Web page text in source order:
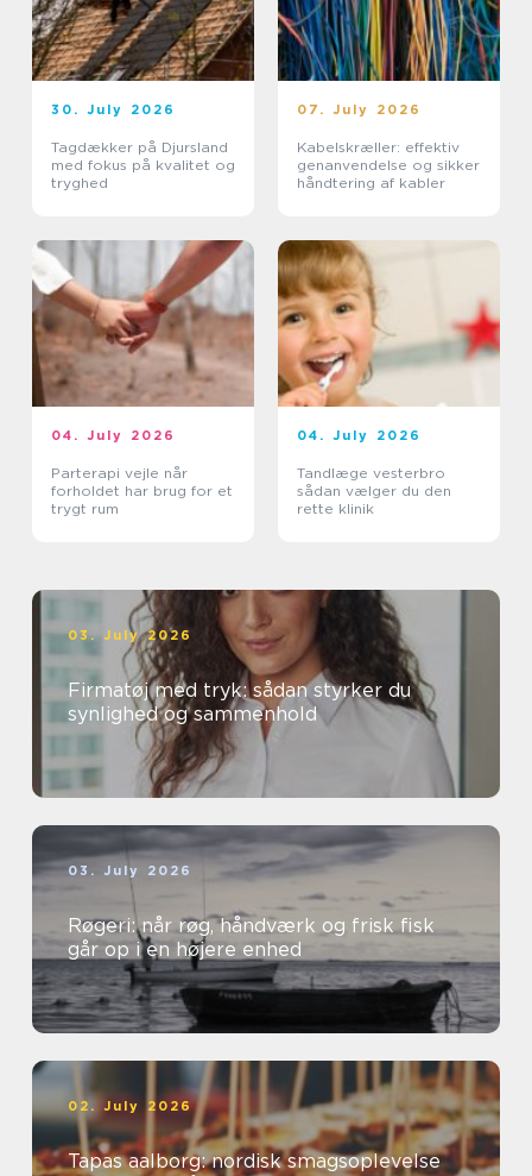
30. July 2026
Tagdækker på Djursland
med fokus på kvalitet og
tryghed
07. July 2026
Kabelskræller: effektiv
genanvendelse og sikker
håndtering af kabler
04. July 2026
Parterapi vejle når
forholdet har brug for et
trygt rum
04. July 2026
Tandlæge vesterbro
sådan vælger du den
rette klinik
03. July 2026
Firmatøj med tryk: sådan styrker du
synlighed og sammenhold
03. July 2026
Røgeri: når røg, håndværk og frisk fisk
går op i en højere enhed
02. July 2026
Tapas aalborg: nordisk smagsoplevelse